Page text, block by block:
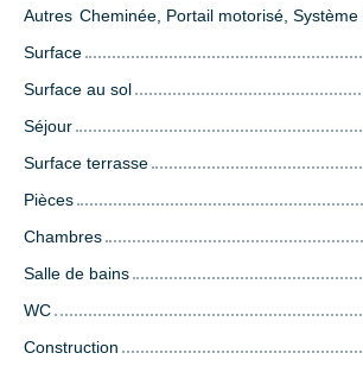
Autres
Surface
Surface au sol
Séjour
Surface terrasse
Pièces
Chambres
Salle de bains
WC
Construction